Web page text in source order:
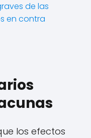
de las
en contra
los efectos